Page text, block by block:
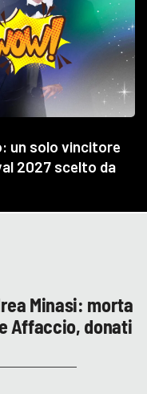
Minasi: morta
Affaccio, donati